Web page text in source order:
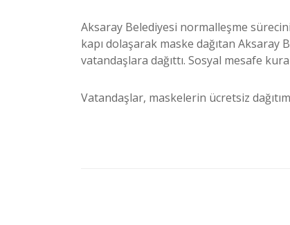
Aksaray Belediyesi normalleşme
kapı dolaşarak maske dağıtan
vatandaşlara dağıttı. Sosyal mesafe
Vatandaşlar, maskelerin ücretsiz